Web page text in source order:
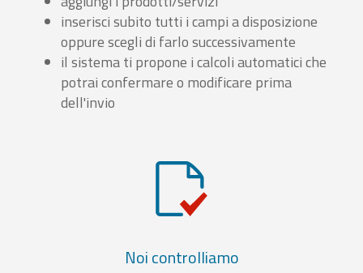
inserisci subito tutti i campi a disposizione
oppure scegli di farlo successivamente
il sistema ti propone i calcoli automatici che
potrai confermare o modificare prima
dell'invio
Noi controlliamo